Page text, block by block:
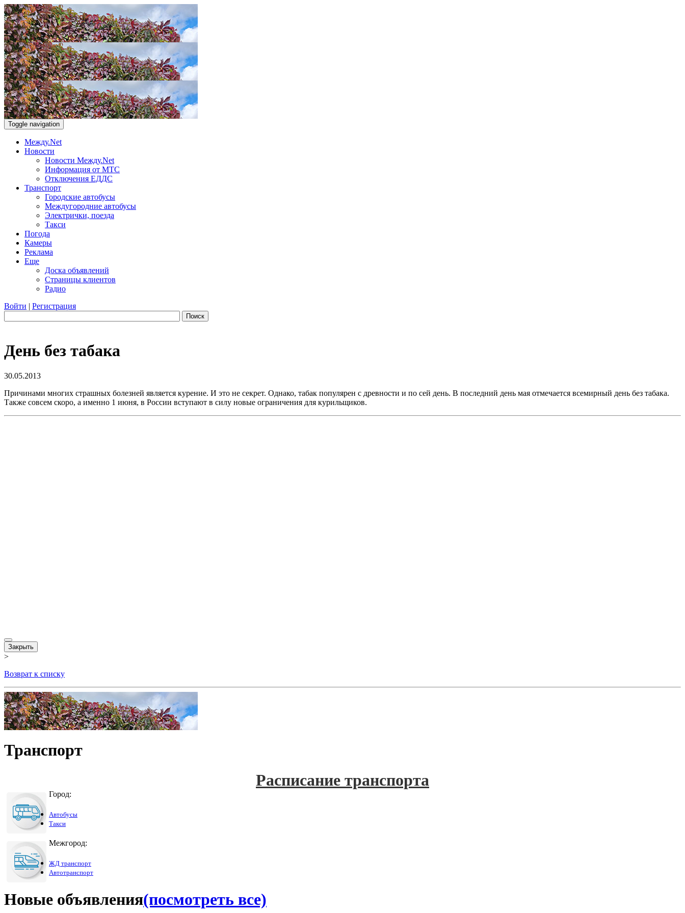
Toggle navigation
Между.Net
Новости
Новости Между.Net
Информация от МТС
Отключения ЕДДС
Транспорт
Городские автобусы
Междугородние автобусы
Электрички, поезда
Такси
Погода
Камеры
Реклама
Еще
Доска объявлений
Страницы клиентов
Радио
Войти | Регистрация
Поиск
День без табака
30.05.2013
Причинами многих страшных болезней является курение. И это не секрет. Однако, табак популярен с древности и по сей день. В последний день мая отмечается всемирный день без табака.
Также совсем скоро, а именно 1 июня, в России вступают в силу новые ограничения для курильщиков.
Закрыть
>
Возврат к списку
Транспорт
Расписание транспорта
Город:
Автобусы
Такси
Межгород:
ЖД транспорт
Автотранспорт
Новые объявления(посмотреть все)